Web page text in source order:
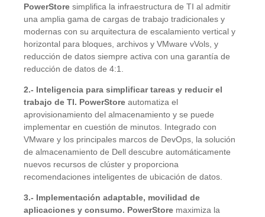
PowerStore simplifica la infraestructura de TI al admitir
una amplia gama de cargas de trabajo tradicionales y
modernas con su arquitectura de escalamiento vertical y
horizontal para bloques, archivos y VMware vVols, y
reducción de datos siempre activa con una garantía de
reducción de datos de 4:1.
2.- Inteligencia para simplificar tareas y reducir el
trabajo de TI. PowerStore automatiza el
aprovisionamiento del almacenamiento y se puede
implementar en cuestión de minutos. Integrado con
VMware y los principales marcos de DevOps, la solución
de almacenamiento de Dell descubre automáticamente
nuevos recursos de clúster y proporciona
recomendaciones inteligentes de ubicación de datos.
3.- Implementación adaptable, movilidad de
aplicaciones y consumo. PowerStore maximiza la